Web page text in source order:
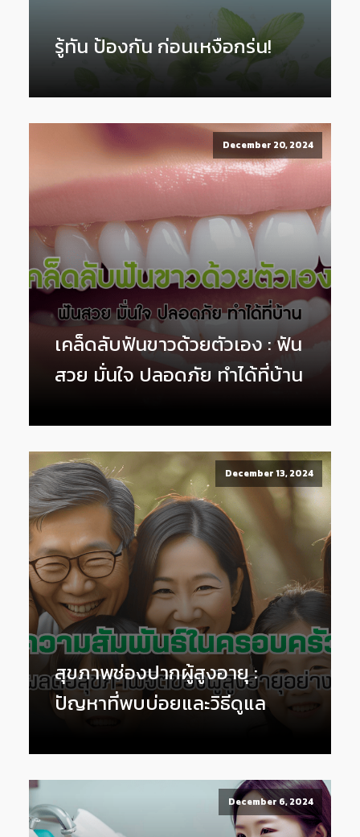
รู้ทัน ป้องกัน ก่อนเหงือกร่น!
December 20, 2024
เคล็ดลับฟันขาวด้วยตัวเอง : ฟัน
สวย มั่นใจ ปลอดภัย ทำได้ที่บ้าน
December 13, 2024
สุขภาพช่องปากผู้สูงอายุ :
ปัญหาที่พบบ่อยและวิธีดูแล
December 6, 2024